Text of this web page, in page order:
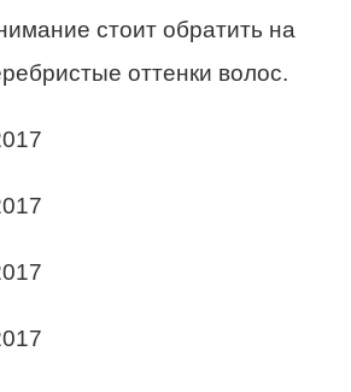
стоит обратить на
оттенки волос.